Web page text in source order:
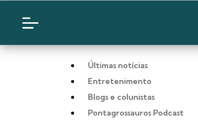
Últimas notícias
Entretenimento
Blogs e colunistas
Pontagrossauros Podcast